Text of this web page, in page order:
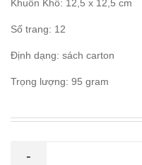
Khuôn Khổ: 12,5 x 12,5 cm
Số trang: 12
Định dạng: sách carton
Trọng lượng: 95 gram
-